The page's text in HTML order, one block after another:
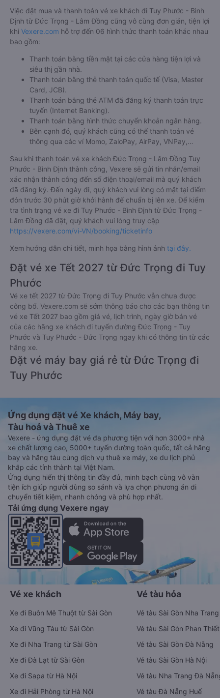
Việc đặt mua và thanh toán vé xe khách đi Tuy Phước - Bình
Định từ Đức Trọng - Lâm Đồng cũng vô cùng đơn giản, tiện lợi
khi Vexere.com hỗ trợ đến 06 hình thức thanh toán khác nhau
bao gồm:
Thanh toán bằng tiền mặt tại các cửa hàng tiện lợi và
siêu thị gần nhà.
Thanh toán bằng thẻ thanh toán quốc tế (Visa, Master
Card, JCB).
Thanh toán bằng thẻ ATM đã đăng ký thanh toán trực
tuyến (Internet Banking).
Thanh toán bằng hình thức chuyển khoản ngân hàng.
Bên cạnh đó, quý khách cũng có thể thanh toán vé
thông qua các ví Momo, ZaloPay, AirPay, VNPay,…
Sau khi thanh toán vé xe khách Đức Trọng - Lâm Đồng Tuy
Phước - Bình Định thành công, Vexere sẽ gửi tin nhắn/email
xác nhận thành công đến số điện thoại/email mà quý khách
đã đăng ký. Đến ngày đi, quý khách vui lòng có mặt tại điểm
đón trước 30 phút giờ khởi hành để chuẩn bị lên xe. Để kiểm
tra tình trạng vé xe đi Tuy Phước - Bình Định từ Đức Trọng -
Lâm Đồng đã đặt, quý khách vui lòng truy cập
https://vexere.com/vi-VN/booking/ticketinfo
Xem hướng dẫn chi tiết, minh họa bằng hình ảnh tại đây.
Đặt vé xe Tết 2027 từ Đức Trọng đi Tuy
Phước
Vé xe tết 2027 từ Đức Trọng đi Tuy Phước vẫn chưa được
công bố. Vexere.com sẽ sớm thông báo cho các bạn thông tin
vé xe Tết 2027 bao gồm giá vé, lịch trình, ngày giờ bán vé
của các hãng xe khách đi tuyến đường Đức Trọng - Tuy
Phước và Tuy Phước - Đức Trọng ngay khi có thông tin từ các
hãng xe.
Đặt vé máy bay giá rẻ từ Đức Trọng đi
Tuy Phước
Ứng dụng đặt vé Xe khách, Máy bay,
Tàu hoả và Thuê xe
Vexere - ứng dụng đặt vé đa phương tiện với hơn 3000+ nhà
xe chất lượng cao, 5000+ tuyến đường toàn quốc, tất cả hãng
bay và hãng tàu cùng dịch vụ thuê xe máy, xe du lịch phủ
khắp các tỉnh thành tại Việt Nam.
Ứng dụng hiển thị thông tin đầy đủ, minh bạch cùng vô vàn
tiện ích giúp người dùng so sánh và lựa chọn phương án di
chuyển tiết kiệm, nhanh chóng và phù hợp nhất.
Tải ứng dụng Vexere ngay
Vé xe khách
Xe đi Buôn Mê Thuột từ Sài Gòn
Xe đi Vũng Tàu từ Sài Gòn
Xe đi Nha Trang từ Sài Gòn
Xe đi Đà Lạt từ Sài Gòn
Xe đi Sapa từ Hà Nội
Xe đi Hải Phòng từ Hà Nội
Vé tàu hỏa
Vé tàu Sài Gòn Nha Trang
Vé tàu Sài Gòn Phan Thiết
Vé tàu Sài Gòn Đà Nẵng
Vé tàu Sài Gòn Hà Nội
Vé tàu Nha Trang Đà
Vé tàu Đà Nẵng Huế